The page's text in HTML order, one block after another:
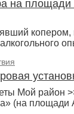
на площади
копером,
Мой район
(на площади